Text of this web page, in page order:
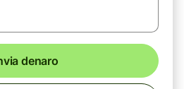
denaro